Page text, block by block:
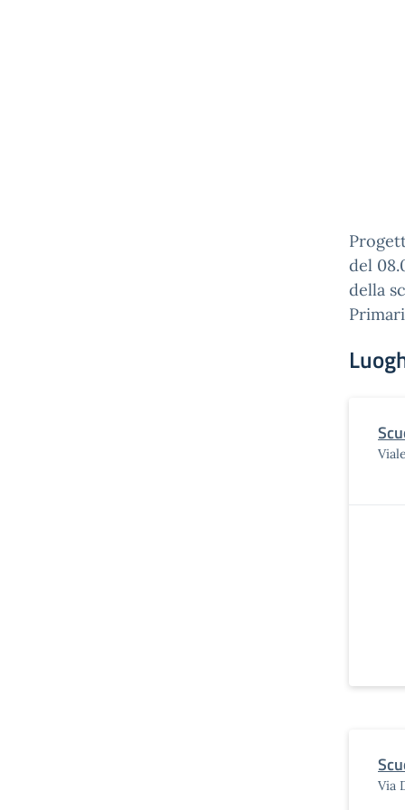
del
della
Via